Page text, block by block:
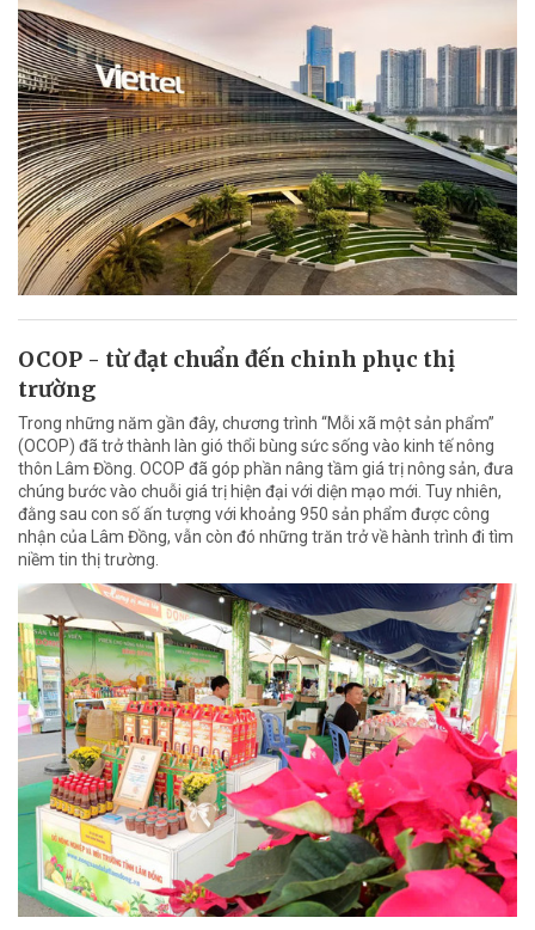
OCOP - từ đạt chuẩn đến chinh phục thị
trường
Trong những năm gần đây, chương trình “Mỗi xã một sản phẩm”
(OCOP) đã trở thành làn gió thổi bùng sức sống vào kinh tế nông
thôn Lâm Đồng. OCOP đã góp phần nâng tầm giá trị nông sản, đưa
chúng bước vào chuỗi giá trị hiện đại với diện mạo mới. Tuy nhiên,
đằng sau con số ấn tượng với khoảng 950 sản phẩm được công
nhận của Lâm Đồng, vẫn còn đó những trăn trở về hành trình đi tìm
niềm tin thị trường.